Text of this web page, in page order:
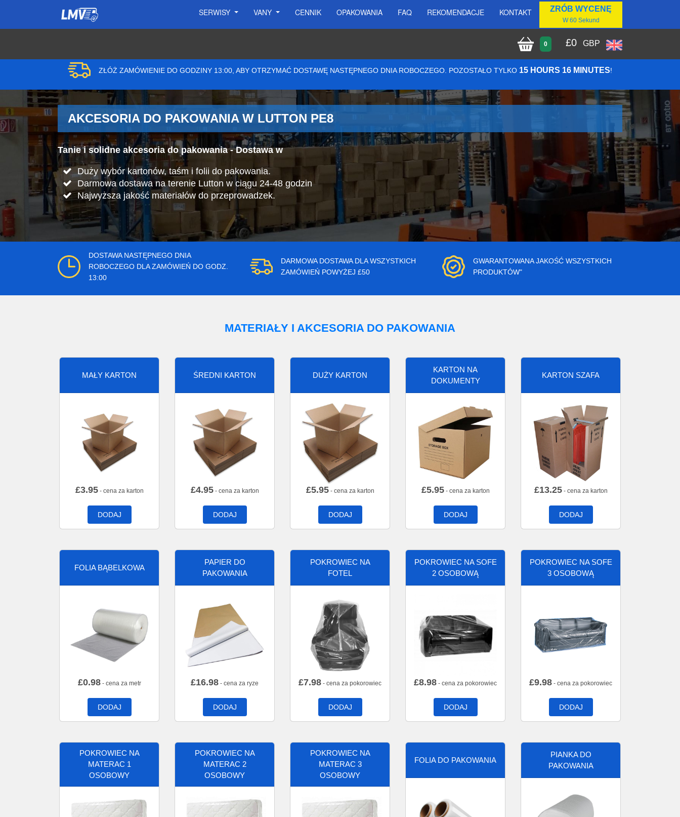
SERWISY VANY CENNIK OPAKOWANIA FAQ REKOMENDACJE KONTAKT ZRÓB WYCENĘ
W 60 Sekund
0 £0 GBP
ZŁÓŻ ZAMÓWIENIE DO GODZINY 13:00, ABY OTRZYMAĆ DOSTAWĘ NASTĘPNEGO DNIA ROBOCZEGO. POZOSTAŁO TYLKO 15 HOURS 16 MINUTES!
AKCESORIA DO PAKOWANIA W LUTTON PE8
Tanie i solidne akcesoria do pakowania - Dostawa w
Duży wybór kartonów, taśm i folii do pakowania.
Darmowa dostawa na terenie Lutton w ciągu 24-48 godzin
Najwyższa jakość materiałów do przeprowadzek.
DOSTAWA NASTĘPNEGO DNIA
ROBOCZEGO DLA ZAMÓWIEŃ DO GODZ.
13:00
DARMOWA DOSTAWA DLA WSZYSTKICH
ZAMÓWIEŃ POWYŻEJ £50
GWARANTOWANA JAKOŚĆ WSZYSTKICH
PRODUKTÓW"
MATERIAŁY I AKCESORIA DO PAKOWANIA
MAŁY KARTON
£3.95- cena za karton
DODAJ
ŚREDNI KARTON
£4.95- cena za karton
DODAJ
DUŻY KARTON
£5.95- cena za karton
DODAJ
KARTON NA
DOKUMENTY
£5.95- cena za karton
DODAJ
KARTON SZAFA
£13.25- cena za karton
DODAJ
FOLIA BĄBELKOWA
£0.98- cena za metr
DODAJ
PAPIER DO
PAKOWANIA
£16.98 - cena za ryze
DODAJ
POKROWIEC NA
FOTEL
£7.98 - cena za pokorowiec
DODAJ
POKROWIEC NA SOFE
2 OSOBOWĄ
£8.98 - cena za pokorowiec
DODAJ
POKROWIEC NA SOFE
3 OSOBOWĄ
£9.98 - cena za pokorowiec
DODAJ
POKROWIEC NA
MATERAC 1
OSOBOWY
POKROWIEC NA
MATERAC 2
OSOBOWY
POKROWIEC NA
MATERAC 3
OSOBOWY
FOLIA DO PAKOWANIA
PIANKA DO
PAKOWANIA